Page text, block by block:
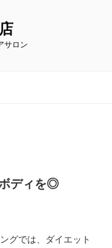
サロン
ディを◎
グでは、ダイエット